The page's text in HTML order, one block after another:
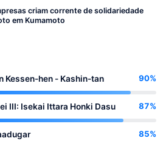
criam corrente de solidariedade
em Kumamoto
Kessen-hen - Kashin-tan 90%
III: Isekai Ittara Honki Dasu 87%
85%